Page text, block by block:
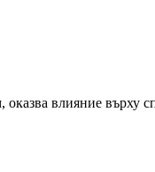
влияние върху